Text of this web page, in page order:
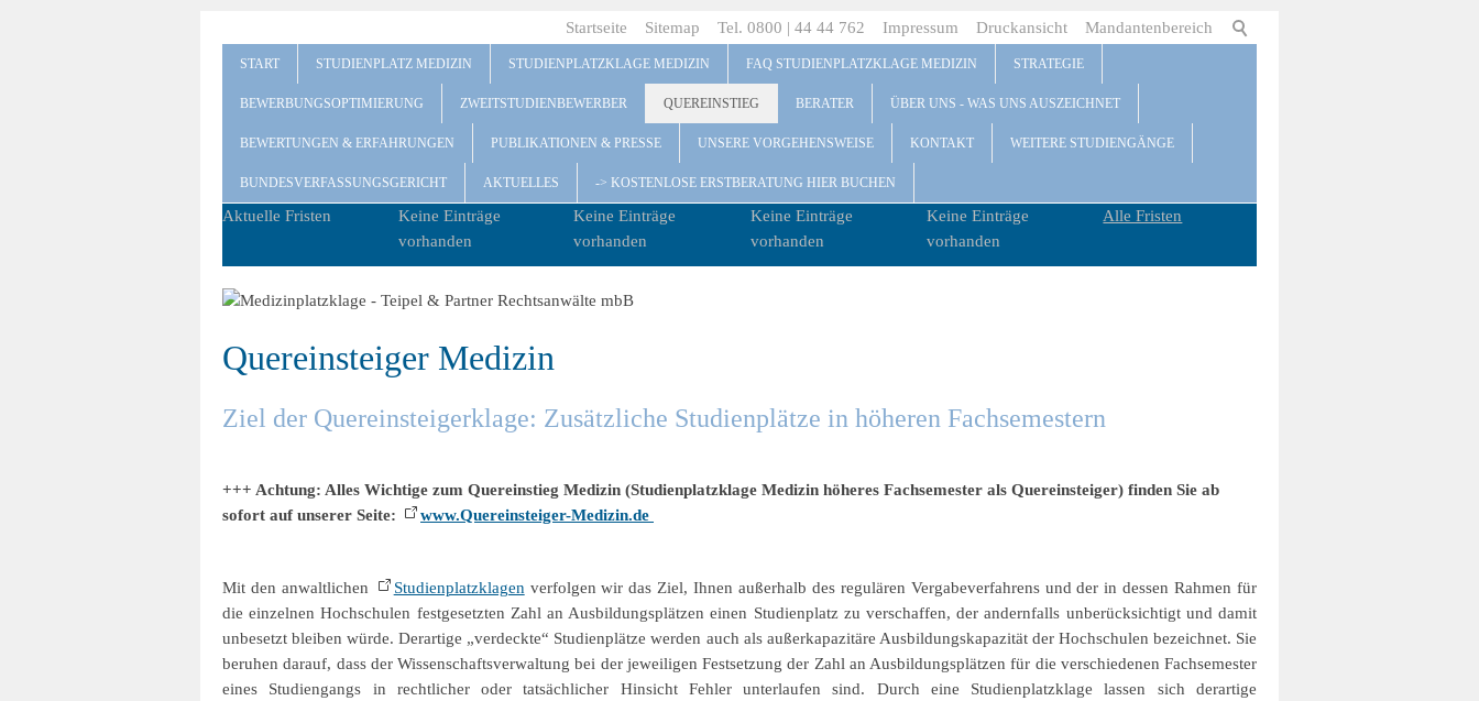
Startseite Sitemap Tel. 0800 | 44 44 762 Impressum Druckansicht Mandantenbereich
START STUDIENPLATZ MEDIZIN STUDIENPLATZKLAGE MEDIZIN FAQ STUDIENPLATZKLAGE MEDIZIN STRATEGIE
BEWERBUNGSOPTIMIERUNG ZWEITSTUDIENBEWERBER QUEREINSTIEG BERATER ÜBER UNS - WAS UNS AUSZEICHNET
BEWERTUNGEN & ERFAHRUNGEN PUBLIKATIONEN & PRESSE UNSERE VORGEHENSWEISE KONTAKT WEITERE STUDIENGÄNGE
BUNDESVERFASSUNGSGERICHT AKTUELLES -> KOSTENLOSE ERSTBERATUNG HIER BUCHEN
Aktuelle Fristen
Keine Einträge
vorhanden
Keine Einträge
vorhanden
Keine Einträge
vorhanden
Keine Einträge
vorhanden
Alle Fristen
Quereinsteiger Medizin
Ziel der Quereinsteigerklage: Zusätzliche Studienplätze in höheren Fachsemestern
+++ Achtung: Alles Wichtige zum Quereinstieg Medizin (Studienplatzklage Medizin höheres Fachsemester als Quereinsteiger) finden Sie ab
sofort auf unserer Seite:
www.Quereinsteiger-Medizin.de
Mit den anwaltlichen Studienplatzklagen verfolgen wir das Ziel, Ihnen außerhalb des regulären Vergabeverfahrens und der in dessen Rahmen für
die einzelnen Hochschulen festgesetzten Zahl an Ausbildungsplätzen einen Studienplatz zu verschaffen, der andernfalls unberücksichtigt und damit
unbesetzt bleiben würde. Derartige „verdeckte“ Studienplätze werden auch als außerkapazitäre Ausbildungskapazität der Hochschulen bezeichnet. Sie
beruhen darauf, dass der Wissenschaftsverwaltung bei der jeweiligen Festsetzung der Zahl an Ausbildungsplätzen für die verschiedenen Fachsemester
eines Studiengangs in rechtlicher oder tatsächlicher Hinsicht Fehler unterlaufen sind. Durch eine Studienplatzklage lassen sich derartige